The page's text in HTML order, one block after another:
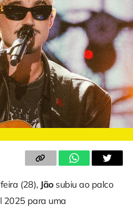
(28), Jão subiu ao palco
2025 para uma